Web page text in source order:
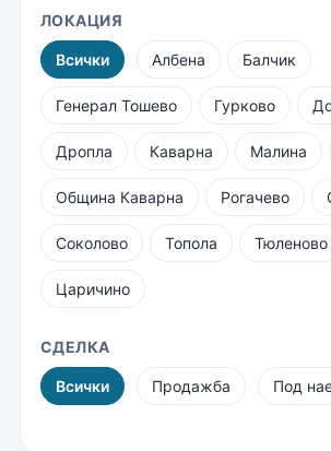
ЛОКАЦИЯ
Всички Албена Балчик
Генерал Тошево Гурково
Дропла Каварна Малина
Община Каварна Рогачево
Соколово Топола Тюленово
Царичино
СДЕЛКА
Всички Продажба Под